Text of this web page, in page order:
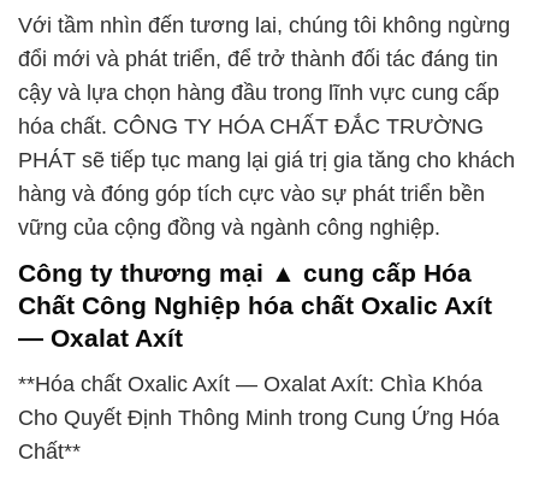
Với tầm nhìn đến tương lai, chúng tôi không ngừng
đổi mới và phát triển, để trở thành đối tác đáng tin
cậy và lựa chọn hàng đầu trong lĩnh vực cung cấp
hóa chất. CÔNG TY HÓA CHẤT ĐẮC TRƯỜNG
PHÁT sẽ tiếp tục mang lại giá trị gia tăng cho khách
hàng và đóng góp tích cực vào sự phát triển bền
vững của cộng đồng và ngành công nghiệp.
Công ty thương mại ▲ cung cấp Hóa
Chất Công Nghiệp hóa chất Oxalic Axít
— Oxalat Axít
**Hóa chất Oxalic Axít — Oxalat Axít: Chìa Khóa
Cho Quyết Định Thông Minh trong Cung Ứng Hóa
Chất**